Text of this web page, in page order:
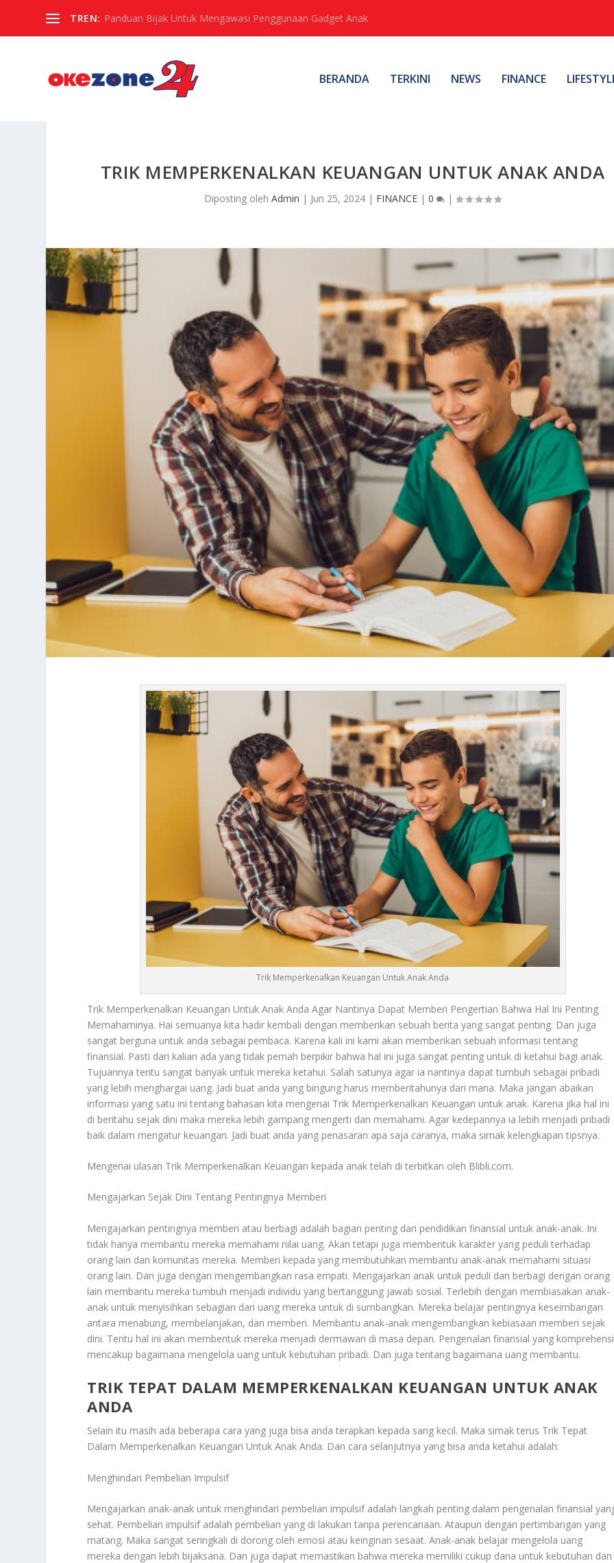
TREN: Panduan Bijak Untuk Mengawasi Penggunaan Gadget Anak
BERANDA TERKINI NEWS FINANCE
TRIK MEMPERKENALKAN KEUANGAN UNTUK ANAK ANDA
Diposting olehAdmin | Jun 25, 2024 | FINANCE |0 |
Trik Memperkenalkan Keuangan Untuk Anak Anda
Trik Memperkenalkan Keuangan Untuk Anak Anda Agar Nantinya Dapat Memberi Pengertian Bahwa Hal Ini Penting
Memahaminya. Hai semuanya kita hadir kembali dengan memberikan sebuah berita yang sangat penting. Dan juga
sangat berguna untuk anda sebagai pembaca. Karena kali ini kami akan memberikan sebuah informasi tentang
finansial. Pasti dari kalian ada yang tidak pernah berpikir bahwa hal ini juga sangat penting untuk di ketahui bagi anak.
Tujuannya tentu sangat banyak untuk mereka ketahui. Salah satunya agar ia nantinya dapat tumbuh sebagai pribadi
yang lebih menghargai uang. Jadi buat anda yang bingung harus memberitahunya dari mana. Maka jangan abaikan
informasi yang satu ini tentang bahasan kita mengenai Trik Memperkenalkan Keuangan untuk anak. Karena jika hal ini
di beritahu sejak dini maka mereka lebih gampang mengerti dan memahami. Agar kedepannya ia lebih menjadi pribadi
baik dalam mengatur keuangan. Jadi buat anda yang penasaran apa saja caranya, maka simak kelengkapan tipsnya.
Mengenai ulasan Trik Memperkenalkan Keuangan kepada anak telah di terbitkan oleh Blibli.com.
Mengajarkan Sejak Dini Tentang Pentingnya Memberi
Mengajarkan pentingnya memberi atau berbagi adalah bagian penting dari pendidikan finansial untuk anak-anak. Ini
tidak hanya membantu mereka memahami nilai uang. Akan tetapi juga membentuk karakter yang peduli terhadap
orang lain dan komunitas mereka. Memberi kepada yang membutuhkan membantu anak-anak memahami situasi
orang lain. Dan juga dengan mengembangkan rasa empati. Mengajarkan anak untuk peduli dan berbagi dengan orang
lain membantu mereka tumbuh menjadi individu yang bertanggung jawab sosial. Terlebih dengan membiasakan anak-
anak untuk menyisihkan sebagian dari uang mereka untuk di sumbangkan. Mereka belajar pentingnya keseimbangan
antara menabung, membelanjakan, dan memberi. Membantu anak-anak mengembangkan kebiasaan memberi sejak
dini. Tentu hal ini akan membentuk mereka menjadi dermawan di masa depan. Pengenalan finansial yang
mencakup bagaimana mengelola uang untuk kebutuhan pribadi. Dan juga tentang bagaimana uang membantu.
TRIK TEPAT DALAM MEMPERKENALKAN KEUANGAN UNTUK ANAK
ANDA
Selain itu masih ada beberapa cara yang juga bisa anda terapkan kepada sang kecil. Maka simak terus Trik Tepat
Dalam Memperkenalkan Keuangan Untuk Anak Anda. Dan cara selanjutnya yang bisa anda ketahui adalah:
Menghindari Pembelian Impulsif
Mengajarkan anak-anak untuk menghindari pembelian impulsif adalah langkah penting dalam pengenalan finansial
sehat. Pembelian impulsif adalah pembelian yang di lakukan tanpa perencanaan. Ataupun dengan pertimbangan yang
matang. Maka sangat seringkali di dorong oleh emosi atau keinginan sesaat. Anak-anak belajar mengelola uang
mereka dengan lebih bijaksana. Dan juga dapat memastikan bahwa mereka memiliki cukup dana untuk kebutuhan dan